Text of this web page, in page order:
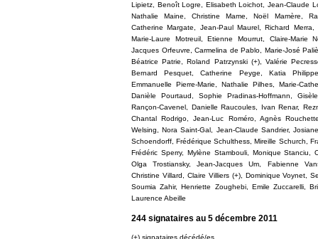
Lipietz, Benoît Logre, Elisabeth Loichot, Jean-Claude
Nathalie Maine, Christine Mame, Noël Mamère,
Catherine Margate, Jean-Paul Maurel, Richard
Marie-Laure Motreuil, Etienne Mourrut, Claire-Marie
Jacques Orfeuvre, Carmelina de Pablo, Marie-José
Béatrice Patrie, Roland Patrzynski (+), Valérie
Bernard Pesquet, Catherine Peyge, Katia
Emmanuelle Pierre-Marie, Nathalie Pilhes, Marie-
Danièle Pourtaud, Sophie Pradinas-Hoffmann,
Rançon-Cavenel, Danielle Raucoules, Ivan Renar,
Chantal Rodrigo, Jean-Luc Roméro, Agnès
Welsing, Nora Saint-Gal, Jean-Claude Sandrier,
Schoendorff, Frédérique Schulthess, Mireille Schurch,
Frédéric Sperry, Mylène Stambouli, Monique Stanciu,
Olga Trostiansky, Jean-Jacques Um, Fabienne
Christine Villard, Claire Villiers (+), Dominique Voynet,
Soumia Zahir, Henriette Zoughebi, Emile Zuccarelli,
Laurence Abeille
244 signataires au 5 décembre 2011